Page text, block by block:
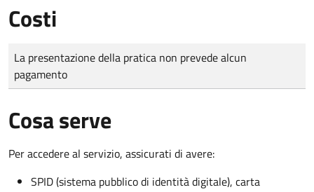
Costi
Tipo di pagamento
Importo
La presentazione della pratica non prevede alcun
pagamento
Cosa serve
Per accedere al servizio, assicurati di avere:
SPID (sistema pubblico di identità digitale), carta